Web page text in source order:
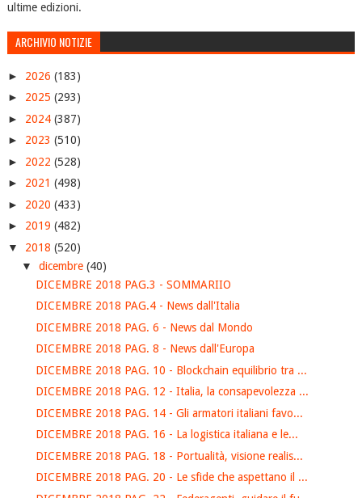
ultime edizioni.
ARCHIVIO NOTIZIE
► 2026 (183)
► 2025 (293)
► 2024 (387)
► 2023 (510)
► 2022 (528)
► 2021 (498)
► 2020 (433)
► 2019 (482)
▼ 2018 (520)
▼ dicembre (40)
DICEMBRE 2018 PAG.3 - SOMMARIIO
DICEMBRE 2018 PAG.4 - News dall'Italia
DICEMBRE 2018 PAG. 6 - News dal Mondo
DICEMBRE 2018 PAG. 8 - News dall'Europa
DICEMBRE 2018 PAG. 10 - Blockchain equilibrio tra ...
DICEMBRE 2018 PAG. 12 - Italia, la consapevolezza ...
DICEMBRE 2018 PAG. 14 - Gli armatori italiani favo...
DICEMBRE 2018 PAG. 16 - La logistica italiana e le...
DICEMBRE 2018 PAG. 18 - Portualità, visione realis...
DICEMBRE 2018 PAG. 20 - Le sfide che aspettano il ...